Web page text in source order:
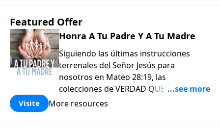
Featured Offer
Honra A Tu Padre Y A Tu Madre
Siguiendo las últimas instrucciones
terrenales del Señor Jesús para
nosotros en Mateo 28:19, las
colecciones de VERDAD QUE VALE
COMPARTIR de EL AMOR QUE VALE
para usarse tanto en su crecimiento
Visite More resources